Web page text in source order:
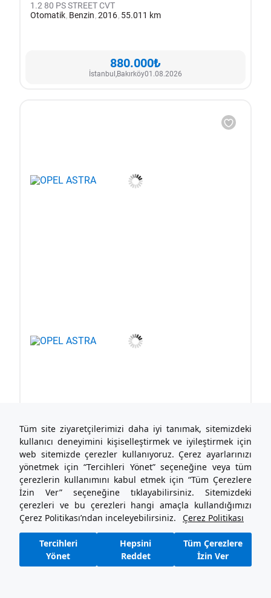
Tüm site ziyaretçilerimizi daha iyi tanımak, sitemizdeki
kullanıcı deneyimini kişiselleştirmek ve iyileştirmek için
web sitemizde çerezler kullanıyoruz. Çerez ayarlarınızı
yönetmek için “Tercihleri Yönet” seçeneğine veya tüm
çerezlerin kullanımını kabul etmek için “Tüm Çerezlere
İzin Ver” seçeneğine tıklayabilirsiniz. Sitemizdeki
çerezleri ve bu çerezleri hangi amaçla kullandığımızı
Çerez Politikası’ndan inceleyebilirsiniz.
Çerez Politikası
Tercihleri
Yönet
Hepsini
Reddet
Tüm Çerezlere
İzin Ver
1.2 80 PS STREET CVT
Otomatik Benzin2016 55.011 km
880.000₺
İstanbul,Bakırköy01.08.2026